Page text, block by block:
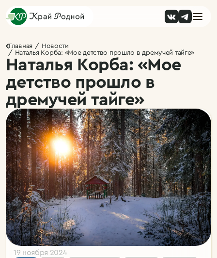
Главная
Новости
Наталья Корба: «Мое детство прошло в дремучей тайге»
Наталья Корба: «Мое
детство прошло в
дремучей тайге»
19 ноября 2024